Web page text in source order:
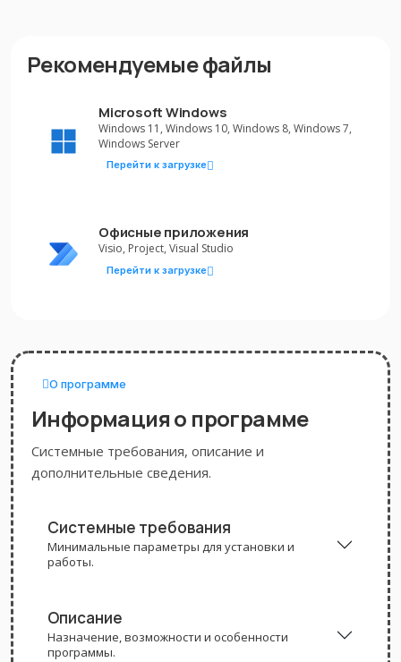
Рекомендуемые файлы
Microsoft Windows
Windows 11, Windows 10, Windows 8, Windows 7,
Windows Server
Перейти к загрузке
Офисные приложения
Visio, Project, Visual Studio
Перейти к загрузке
О программе
Информация о программе
Системные требования, описание и
дополнительные сведения.
Системные требования
Минимальные параметры для установки и
работы.
Описание
Назначение, возможности и особенности
программы.